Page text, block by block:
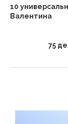
10
Валентина
75